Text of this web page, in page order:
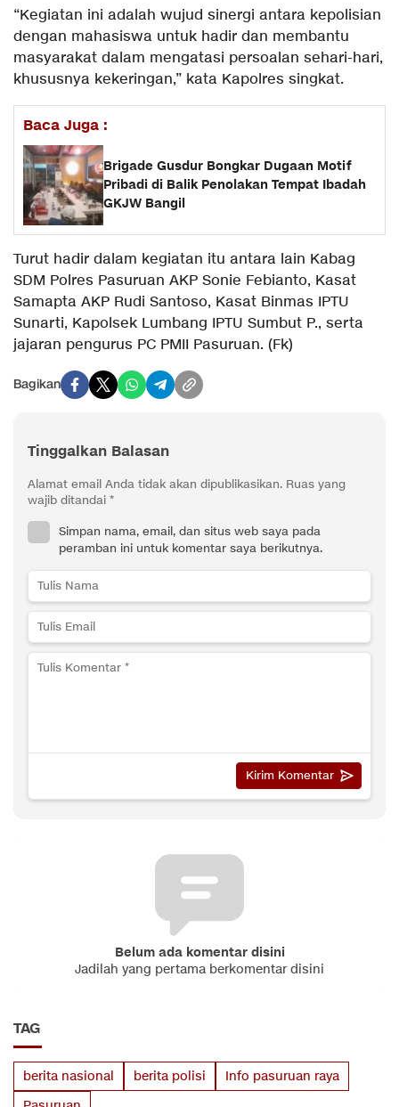
“Kegiatan ini adalah wujud sinergi antara kepolisian
dengan mahasiswa untuk hadir dan membantu
masyarakat dalam mengatasi persoalan sehari-hari,
khususnya kekeringan,” kata Kapolres singkat.
Baca Juga :
Brigade Gusdur Bongkar Dugaan Motif
Pribadi di Balik Penolakan Tempat Ibadah
GKJW Bangil
Turut hadir dalam kegiatan itu antara lain Kabag
SDM Polres Pasuruan AKP Sonie Febianto, Kasat
Samapta AKP Rudi Santoso, Kasat Binmas IPTU
Sunarti, Kapolsek Lumbang IPTU Sumbut P., serta
jajaran pengurus PC PMII Pasuruan. (Fk)
Bagikan
Tinggalkan Balasan
Alamat email Anda tidak akan dipublikasikan. Ruas yang
wajib ditandai *
Simpan nama, email, dan situs web saya pada
peramban ini untuk komentar saya berikutnya.
Belum ada komentar disini
Jadilah yang pertama berkomentar disini
TAG
berita nasional berita polisi
Info pasuruan raya